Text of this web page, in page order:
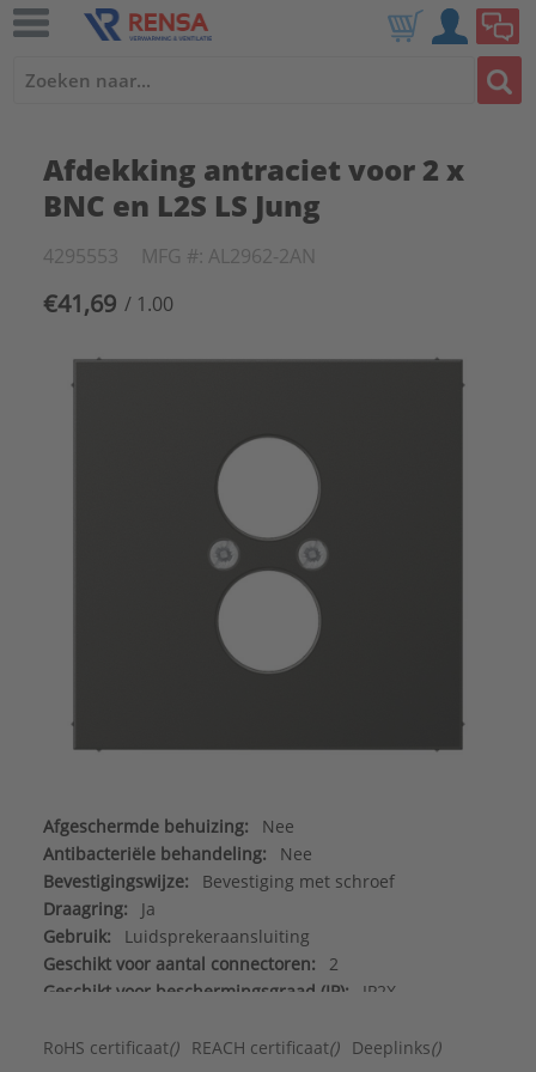
Afdekking antraciet voor 2 x
BNC en L2S LS Jung
4295553 MFG #: AL2962-2AN
€41,69 / 1.00
Afgeschermde behuizing:
Nee
Antibacteriële behandeling:
Nee
Bevestigingswijze:
Bevestiging met schroef
Draagring:
Ja
Gebruik:
Luidsprekeraansluiting
Geschikt voor aantal connectoren:
2
Geschikt voor beschermingsgraad (IP):
IP2X
Incl. connectoren:
Nee
RoHS certificaat() REACH certificaat() Deeplinks()